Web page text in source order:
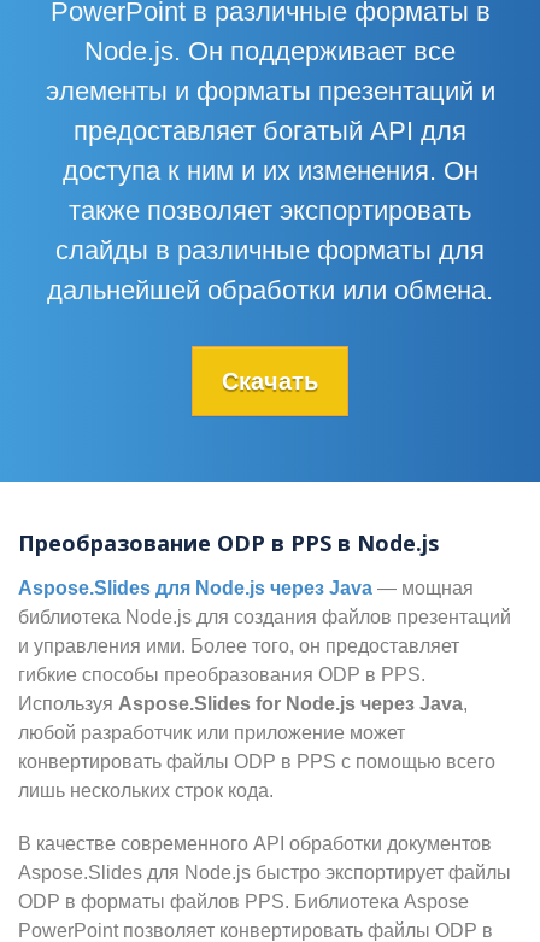
PowerPoint в различные форматы в
Node.js. Он поддерживает все
элементы и форматы презентаций и
предоставляет богатый API для
доступа к ним и их изменения. Он
также позволяет экспортировать
слайды в различные форматы для
дальнейшей обработки или обмена.
Скачать
Преобразование ODP в PPS в Node.js
Aspose.Slides для Node.js через Java — мощная
библиотека Node.js для создания файлов презентаций
и управления ими. Более того, он предоставляет
гибкие способы преобразования ODP в PPS.
Используя Aspose.Slides for Node.js через Java,
любой разработчик или приложение может
конвертировать файлы ODP в PPS с помощью всего
лишь нескольких строк кода.
В качестве современного API обработки документов
Aspose.Slides для Node.js быстро экспортирует файлы
ODP в форматы файлов PPS. Библиотека Aspose
PowerPoint позволяет конвертировать файлы ODP в